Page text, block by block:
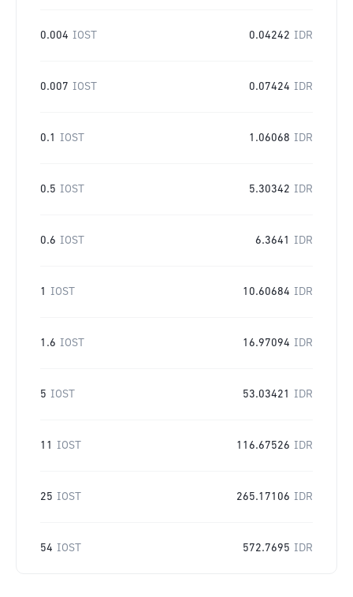
0.004 IOST 0.04242 IDR
0.007 IOST 0.07424 IDR
0.1 IOST 1.06068 IDR
0.5 IOST 5.30342 IDR
0.6 IOST 6.3641 IDR
1 IOST 10.60684 IDR
1.6 IOST 16.97094 IDR
5 IOST 53.03421 IDR
11 IOST 116.67526 IDR
25 IOST 265.17106 IDR
54 IOST 572.7695 IDR